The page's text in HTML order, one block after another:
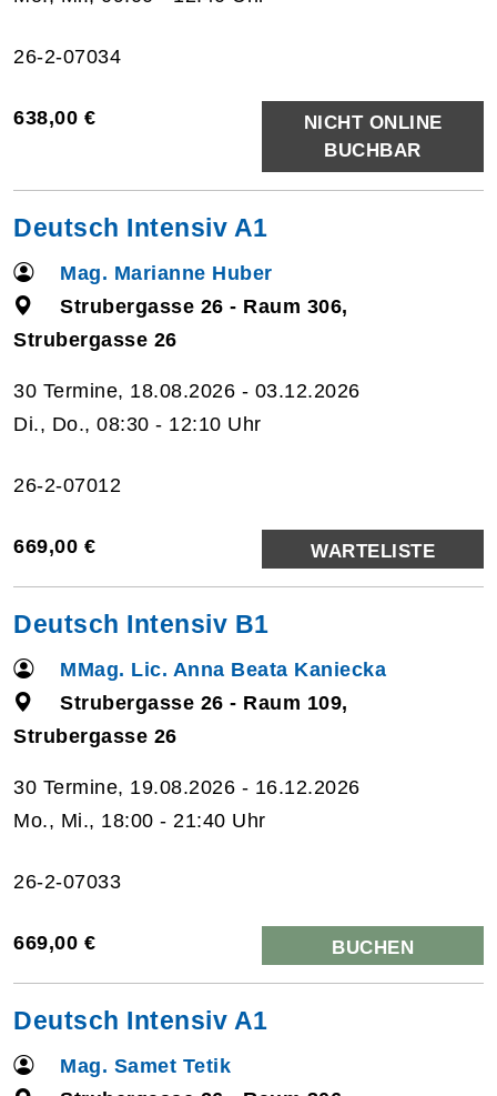
26-2-07034
638,00 €
NICHT ONLINE
BUCHBAR
Deutsch Intensiv A1
Mag. Marianne Huber
Strubergasse 26 - Raum 306,
Strubergasse 26
30 Termine, 18.08.2026 - 03.12.2026
Di., Do., 08:30 - 12:10 Uhr
26-2-07012
669,00 € WARTELISTE
Deutsch Intensiv B1
MMag. Lic. Anna Beata Kaniecka
Strubergasse 26 - Raum 109,
Strubergasse 26
30 Termine, 19.08.2026 - 16.12.2026
Mo., Mi., 18:00 - 21:40 Uhr
26-2-07033
669,00 € BUCHEN
Deutsch Intensiv A1
Mag. Samet Tetik